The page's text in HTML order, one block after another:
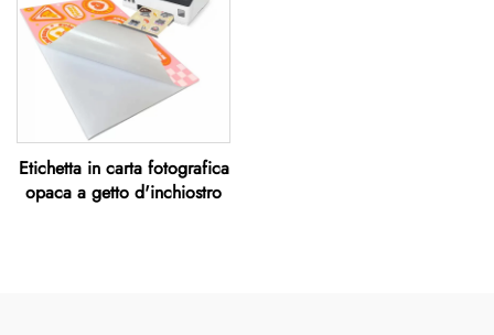
Etichetta in carta fotografica
opaca a getto d'inchiostro